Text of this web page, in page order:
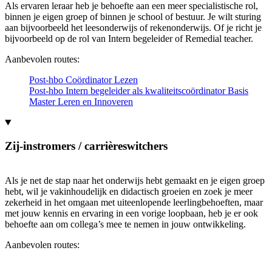
Als ervaren leraar heb je behoefte aan een meer specialistische rol,
binnen je eigen groep of binnen je school of bestuur. Je wilt sturing
aan bijvoorbeeld het leesonderwijs of rekenonderwijs. Of je richt je
bijvoorbeeld op de rol van Intern begeleider of Remedial teacher.
Aanbevolen routes:
Post-hbo Coördinator Lezen
Post-hbo Intern begeleider als kwaliteitscoördinator Basis
Master Leren en Innoveren
Zij-instromers / carrièreswitchers
Als je net de stap naar het onderwijs hebt gemaakt en je eigen groep
hebt, wil je vakinhoudelijk en didactisch groeien en zoek je meer
zekerheid in het omgaan met uiteenlopende leerlingbehoeften, maar
met jouw kennis en ervaring in een vorige loopbaan, heb je er ook
behoefte aan om collega’s mee te nemen in jouw ontwikkeling.
Aanbevolen routes: